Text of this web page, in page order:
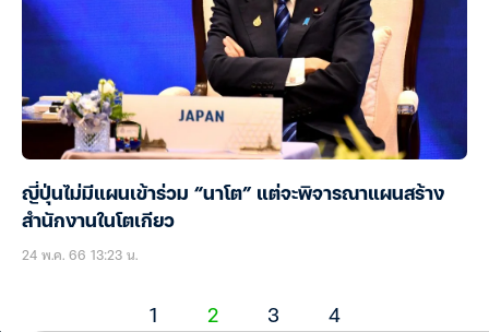
ญี่ปุ่นไม่มีแผนเข้าร่วม “นาโต” แต่จะพิจารณาแผนสร้าง
สำนักงานในโตเกียว
24 พ.ค. 66 13:23 น.
1 2 3 4